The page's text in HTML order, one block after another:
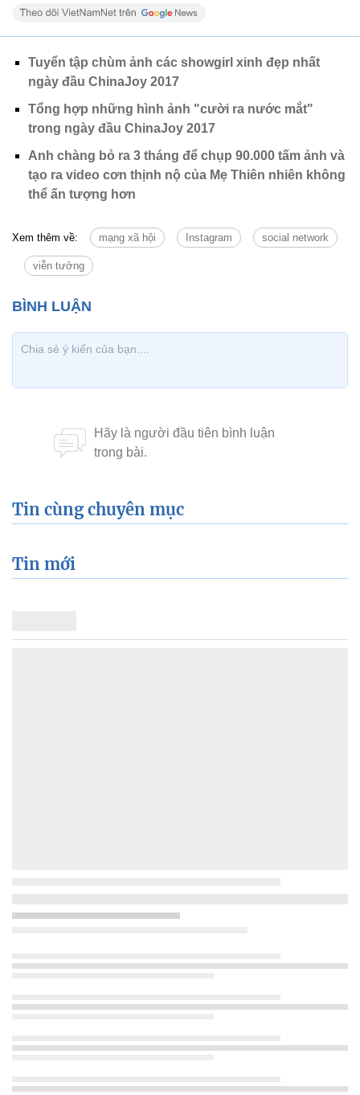
Tuyển tập chùm ảnh các showgirl xinh đẹp nhất
ngày đầu ChinaJoy 2017
Tổng hợp những hình ảnh "cười ra nước mắt"
trong ngày đầu ChinaJoy 2017
Anh chàng bỏ ra 3 tháng để chụp 90.000 tấm ảnh và
tạo ra video cơn thịnh nộ của Mẹ Thiên nhiên không
thể ấn tượng hơn
Xem thêm về: mạng xã hội Instagram social network
viễn tưởng
Tin cùng chuyên mục
Tin mới